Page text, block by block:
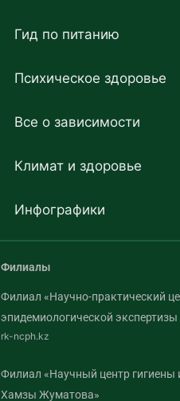
Гид по питанию
Психическое здоровье
Все о зависимости
Климат и здоровье
Инфографики
Филиалы
Филиал «Научно-практический
эпидемиологической
rk-ncph.kz
Филиал «Научный центр гигиены
Хамзы Жуматова»